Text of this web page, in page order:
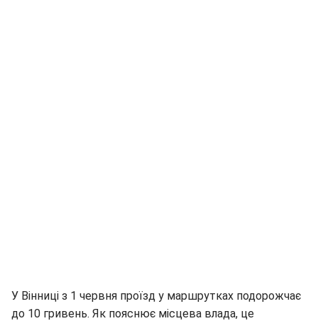
У Вінниці з 1 червня проїзд у маршрутках подорожчає
до 10 гривень. Як пояснює місцева влада, це